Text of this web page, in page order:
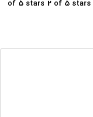
2 of 5 stars